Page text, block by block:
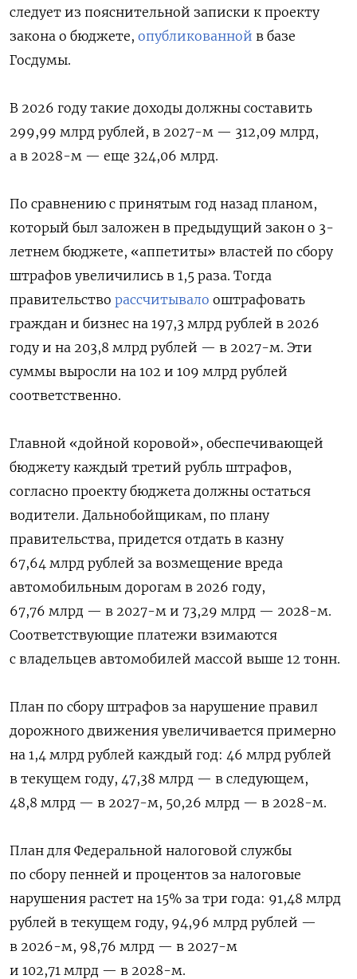
следует из пояснительной записки к проекту
закона о бюджете, опубликованной в базе
Госдумы.
В 2026 году такие доходы должны составить
299,99 млрд рублей, в 2027-м — 312,09 млрд,
а в 2028-м — еще 324,06 млрд.
По сравнению с принятым год назад планом,
который был заложен в предыдущий закон о 3-
летнем бюджете, «аппетиты» властей по сбору
штрафов увеличились в 1,5 раза. Тогда
правительство рассчитывало оштрафовать
граждан и бизнес на 197,3 млрд рублей в 2026
году и на 203,8 млрд рублей — в 2027-м. Эти
суммы выросли на 102 и 109 млрд рублей
соответственно.
Главной «дойной коровой», обеспечивающей
бюджету каждый третий рубль штрафов,
согласно проекту бюджета должны остаться
водители. Дальнобойщикам, по плану
правительства, придется отдать в казну
67,64 млрд рублей за возмещение вреда
автомобильным дорогам в 2026 году,
67,76 млрд — в 2027-м и 73,29 млрд — 2028-м.
Соответствующие платежи взимаются
с владельцев автомобилей массой выше 12 тонн.
План по сбору штрафов за нарушение правил
дорожного движения увеличивается примерно
на 1,4 млрд рублей каждый год: 46 млрд рублей
в текущем году, 47,38 млрд — в следующем,
48,8 млрд — в 2027-м, 50,26 млрд — в 2028-м.
План для Федеральной налоговой службы
по сбору пенней и процентов за налоговые
нарушения растет на 15% за три года: 91,48 млрд
рублей в текущем году, 94,96 млрд рублей —
в 2026-м, 98,76 млрд — в 2027-м
и 102,71 млрд — в 2028-м.